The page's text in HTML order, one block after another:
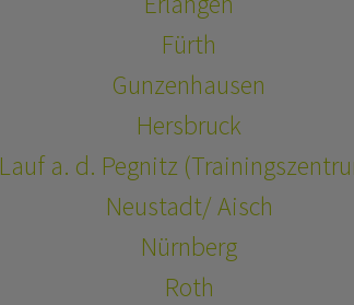
Fürth
Gunzenhausen
Hersbruck
Lauf a. d. Pegnitz
Neustadt/ Aisch
Nürnberg
Roth